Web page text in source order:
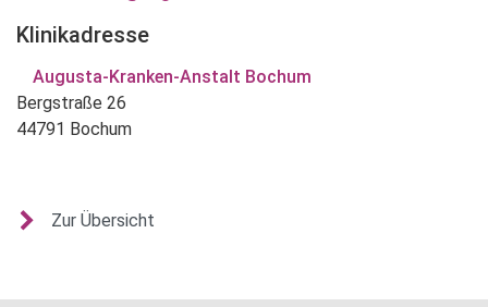
Klinikadresse
Augusta-Kranken-Anstalt Bochum
Bergstraße 26
44791 Bochum
Zur Übersicht